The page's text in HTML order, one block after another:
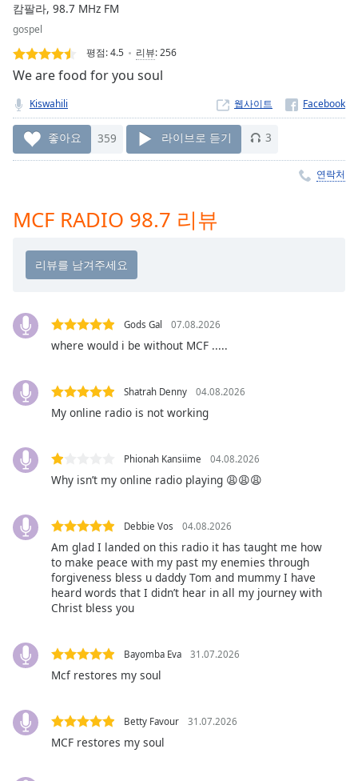
Loaded:
0.00%
Stream
Type
live,
currently
behind
LIVE
Remaining
Rate
Chapters
Descriptions
off
,
selected
subtitles
settings,
subtitles
settings
dialog
subtitles
selected
Audio
Track
Picture
Fullscreen
캄팔라, 98.7 MHz FM
gospel
평점:4.5 리뷰:256
We are food for you soul
Kiswahili 웹사이트
좋아요 359 라이브로 듣기 3
연락처
MCF RADIO 98.7 리뷰
Gods Gal 07.08.2026
where would i be without MCF .....
Shatrah Denny 04.08.2026
My online radio is not working
Phionah Kansiime 04.08.2026
Why isn’t my online radio playing 😩😩😩
Debbie Vos 04.08.2026
Am glad I landed on this radio it has taught me how
to make peace with my past my enemies through
forgiveness bless u daddy Tom and mummy I have
heard words that I didn’t hear in all my journey with
Christ bless you
Bayomba Eva 31.07.2026
Mcf restores my soul
Betty Favour 31.07.2026
MCF restores my soul